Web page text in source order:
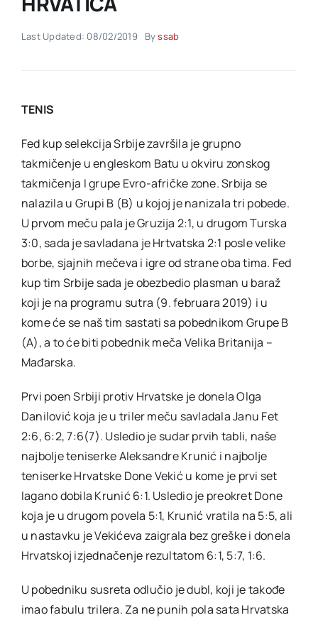
Akti SSAB
Last Updated: 08/02/2019 Byssab
TENIS
Fed kup selekcija Srbije završila je grupno
takmičenje u engleskom Batu u okviru zonskog
takmičenja I grupe Evro-afričke zone. Srbija se
nalazila u Grupi B (B) u kojoj je nanizala tri pobede.
U prvom meču pala je Gruzija 2:1, u drugom Turska
3:0, sada je savladana je Hrtvatska 2:1 posle velike
borbe, sjajnih mečeva i igre od strane oba tima. Fed
kup tim Srbije sada je obezbedio plasman u baraž
koji je na programu sutra (9. februara 2019) i u
kome će se naš tim sastati sa pobednikom Grupe B
(A), a to će biti pobednik meča Velika Britanija –
Mađarska.
Prvi poen Srbiji protiv Hrvatske je donela Olga
Danilović koja je u triler meču savladala Janu Fet
2:6, 6:2, 7:6(7). Usledio je sudar prvih tabli, naše
najbolje teniserke Aleksandre Krunić i najbolje
teniserke Hrvatske Done Vekić u kome je prvi set
lagano dobila Krunić 6:1. Usledio je preokret Done
koja je u drugom povela 5:1, Krunić vratila na 5:5, ali
u nastavku je Vekićeva zaigrala bez greške i donela
Hrvatskoj izjednačenje rezultatom 6:1, 5:7, 1:6.
U pobedniku susreta odlučio je dubl, koji je takođe
imao fabulu trilera. Za ne punih pola sata Hrvatska